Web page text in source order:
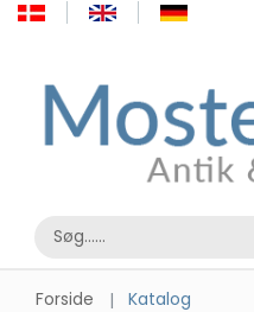
Forside Katalog